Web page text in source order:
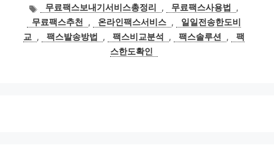
태
그
무료팩스보내기서비스총정리 , 무료팩스사용법
,
무료팩스추천
, 온라인팩스서비스 ,
일일전송한도비
교
, 팩스발송방법 , 팩스비교분석 , 팩스솔루션 ,
팩
스한도확인